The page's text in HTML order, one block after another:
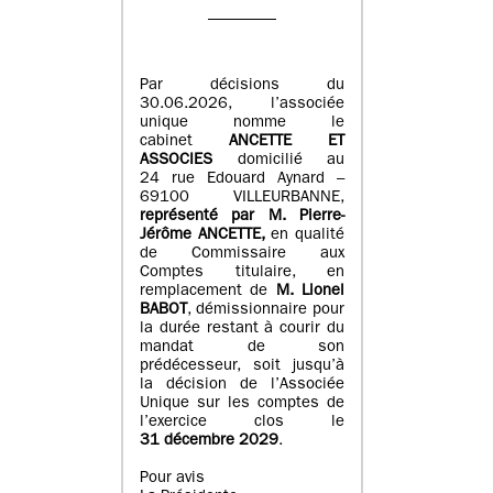
Par décisions du
30.06.2026, l’associée
unique nomme le
cabinet ANCETTE ET
ASSOCIES
domicilié au
24 rue Edouard Aynard –
69100 VILLEURBANNE,
représenté par M.Pierre-
Jérôme ANCETTE, en qualité
de Commissaire aux
Comptes titulaire, en
remplacement de M.Lionel
BABOT, démissionnaire pour
la durée restant à courir du
mandat de son
prédécesseur, soit jusqu’à
la décision de l’Associée
Unique sur les comptes de
l’exercice clos le
31 décembre 2029.
Pour avis